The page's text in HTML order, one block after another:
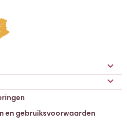


en gebruiksvoorwaarden